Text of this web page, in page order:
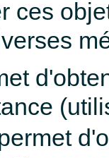
ces